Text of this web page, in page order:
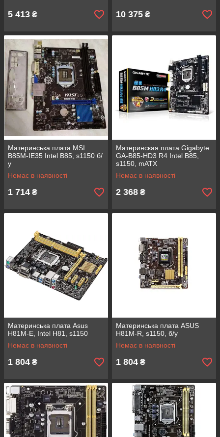
5 413 ₴ 10 375 ₴
Материнська плата MSI
B85M-IE35 Intel B85, s1150 б/
у
Немає в наявності
1 714 ₴
Материнская плата Gigabyte
GA-B85-HD3 R4 Intel B85,
s1150, mATX
Немає в наявності
2 368 ₴
Материнська плата Asus
H81M-E, Intel H81, s1150
Немає в наявності
1 804 ₴
Материнська плата ASUS
H81M-R, s1150, б/у
Немає в наявності
1 804 ₴